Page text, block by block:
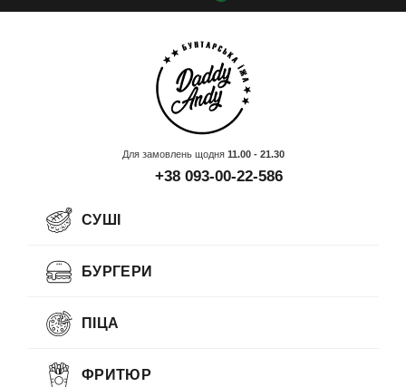
Для замовлень щодня 11.00 - 21.30
+38 093-00-22-586
СУШІ
БУРГЕРИ
ПІЦА
ФРИТЮР